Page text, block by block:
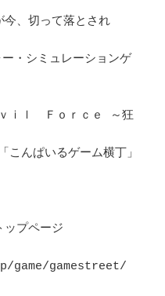
、切って落とされ
・シミュレーションゲ
ｉｌ　Ｆｏｒｃｅ ～狂
こんぱいるゲーム横丁」
プページ
game/gamestreet/